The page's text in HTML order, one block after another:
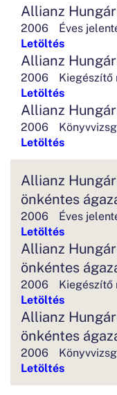
Allianz
2006
Éves
Letöltés
Allianz
2006
Letöltés
Allianz
2006
Letöltés
Allianz
önkéntes
2006
Éves
Letöltés
Allianz
önkéntes
2006
Letöltés
Allianz
önkéntes
2006
Letöltés